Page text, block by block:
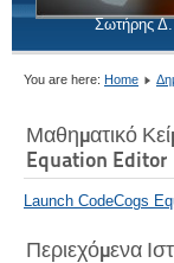
Σωτήρης
You are here: Home
Μαθηματικό
Equation Editor
Launch CodeCogs
Περιεχόμενα